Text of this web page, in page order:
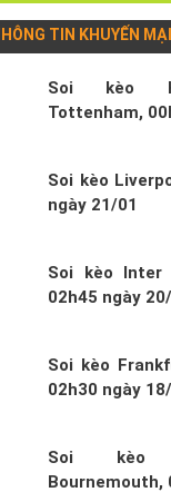
TIN KHUYẾN MẠI
Soi kèo
Tottenham,
Soi kèo
ngày 21/01
Soi kèo Inter
02h45 ngày
Soi kèo
02h30 ngày
Soi kèo
Bournemouth,